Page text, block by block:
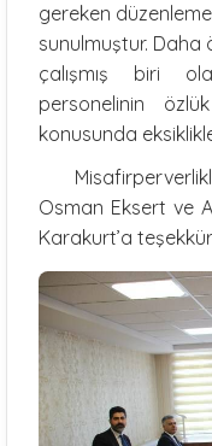
gereken
sunulmuştur. Daha
çalışmış biri
personelinin
konusunda
Osman Eksert ve
Karakurt’a